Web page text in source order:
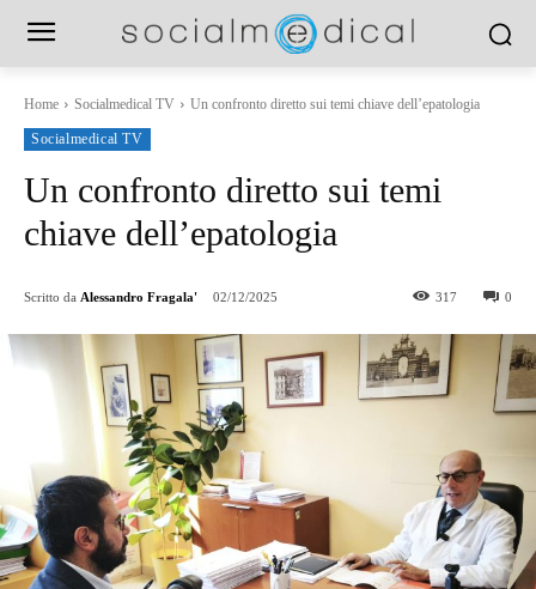
Home Socialmedical TV Un confronto diretto sui temi chiave dell’epatologia
Socialmedical TV
Un confronto diretto sui temi
chiave dell’epatologia
Scritto da Alessandro Fragala' 02/12/2025 0
317